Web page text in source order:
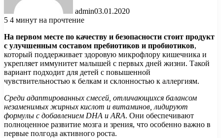
admin03.01.2020
5 4 минут на прочтение
На первом месте по качеству и безопасности стоит продукт
с улучшенным составом пребиотиков и пробиотиков,
который поддерживает здоровую микрофлору кишечника и
укрепляет иммунитет малышей с первых дней жизни. Такой
вариант подходит для детей с повышенной
чувствительностью к белкам и склонностью к аллергиям.
Среди адаптированных смесей, отличающихся балансом
незаменимых жирных кислот и витаминов, лидируют
формулы с добавлением DHA и ARA. Они обеспечивают
полноценное развитие мозга и зрения, что особенно важно в
первые полгода активного роста.